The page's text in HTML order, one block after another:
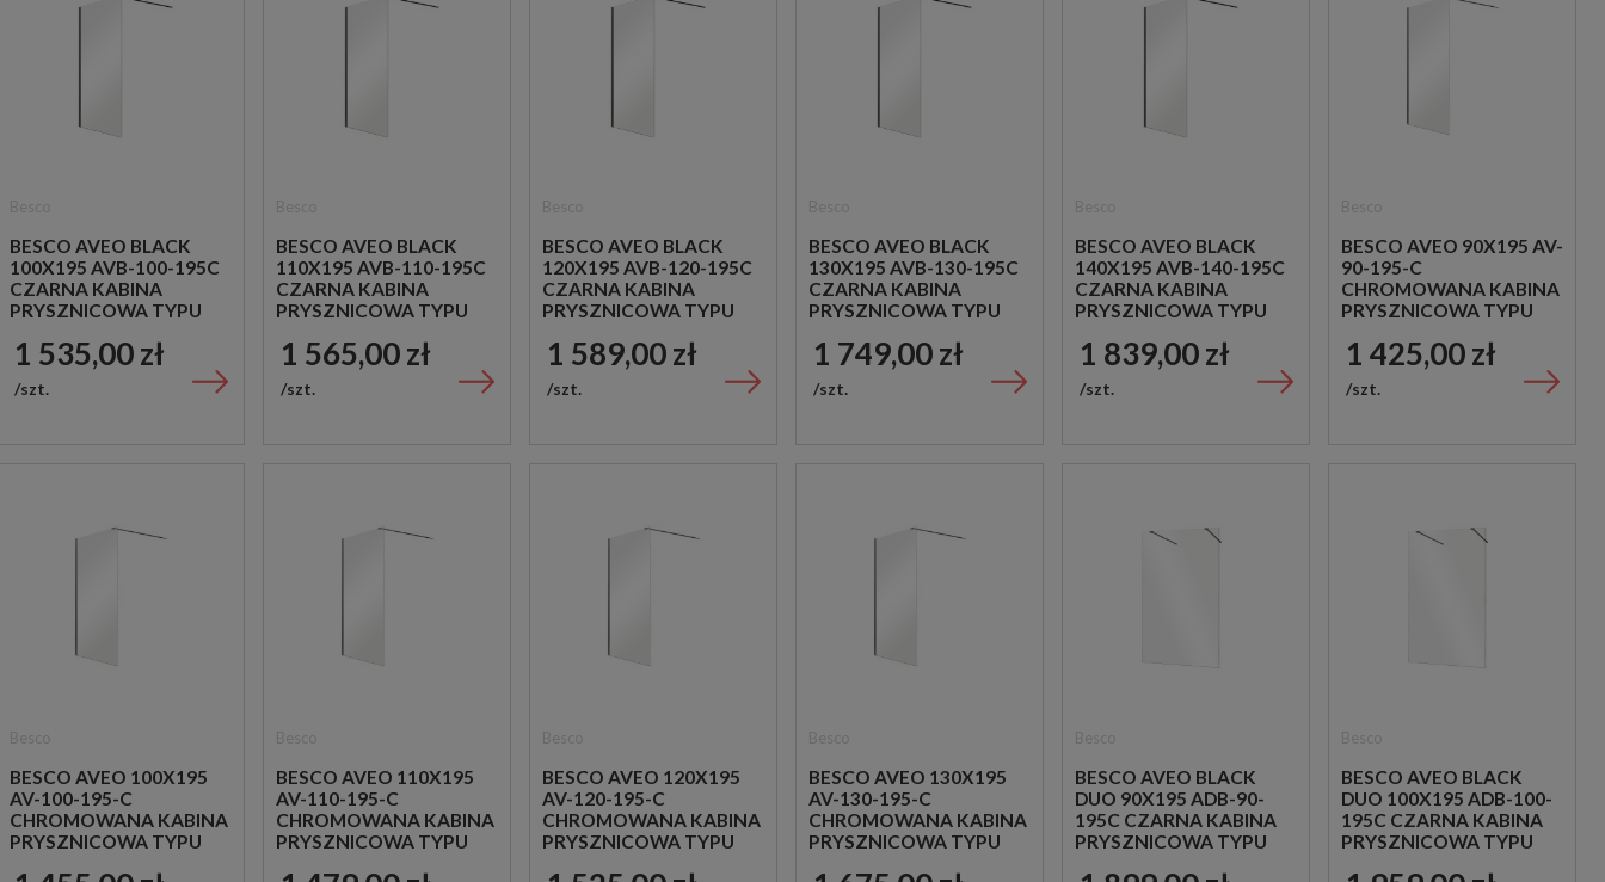
BESCO AVEO BLACK
100X195 AVB-100-195C
CZARNA KABINA
PRYSZNICOWA TYPU
1 535,00 zł
szt.
BESCO AVEO BLACK
110X195 AVB-110-195C
CZARNA KABINA
PRYSZNICOWA TYPU
1 565,00 zł
szt.
BESCO AVEO BLACK
120X195 AVB-120-195C
CZARNA KABINA
PRYSZNICOWA TYPU
1 589,00 zł
szt.
BESCO AVEO BLACK
130X195 AVB-130-195C
CZARNA KABINA
PRYSZNICOWA TYPU
1 749,00 zł
szt.
BESCO AVEO BLACK
140X195 AVB-140-195C
CZARNA KABINA
PRYSZNICOWA TYPU
1 839,00 zł
szt.
BESCO AVEO 90X195 AV-
90-195-C
CHROMOWANA KABINA
PRYSZNICOWA TYPU
1 425,00 zł
szt.
BESCO AVEO 100X195
AV-100-195-C
CHROMOWANA KABINA
PRYSZNICOWA TYPU
BESCO AVEO 110X195
AV-110-195-C
CHROMOWANA KABINA
PRYSZNICOWA TYPU
BESCO AVEO 120X195
AV-120-195-C
CHROMOWANA KABINA
PRYSZNICOWA TYPU
BESCO AVEO 130X195
AV-130-195-C
CHROMOWANA KABINA
PRYSZNICOWA TYPU
BESCO AVEO BLACK
DUO 90X195 ADB-90-
195C CZARNA KABINA
PRYSZNICOWA TYPU
BESCO AVEO BLACK
DUO 100X195 ADB-100-
195C CZARNA KABINA
PRYSZNICOWA TYPU